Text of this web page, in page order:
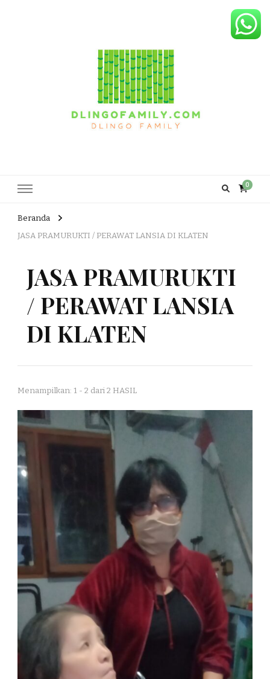
0
Beranda
JASA PRAMURUKTI / PERAWAT LANSIA DI KLATEN
JASA PRAMURUKTI
/ PERAWAT LANSIA
DI KLATEN
Menampilkan: 1 - 2 dari 2 HASIL